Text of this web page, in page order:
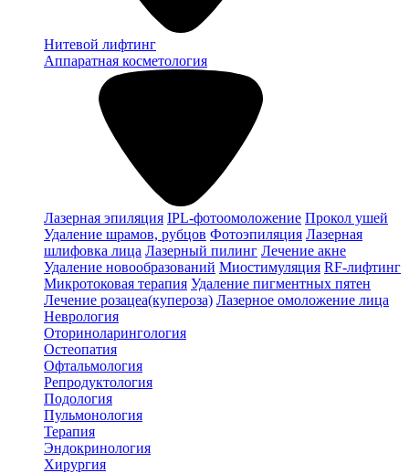
Нитевой лифтинг
Аппаратная косметология
Лазерная эпиляция IPL-фотоомоложение Прокол ушей
Удаление шрамов, рубцов Фотоэпиляция Лазерная
шлифовка лица Лазерный пилинг Лечение акне
Удаление новообразований Миостимуляция RF-лифтинг
Микротоковая терапия Удаление пигментных пятен
Лечение розацеа(купероза) Лазерное омоложение лица
Неврология
Оториноларингология
Остеопатия
Офтальмология
Репродуктология
Подология
Пульмонология
Терапия
Эндокринология
Хирургия